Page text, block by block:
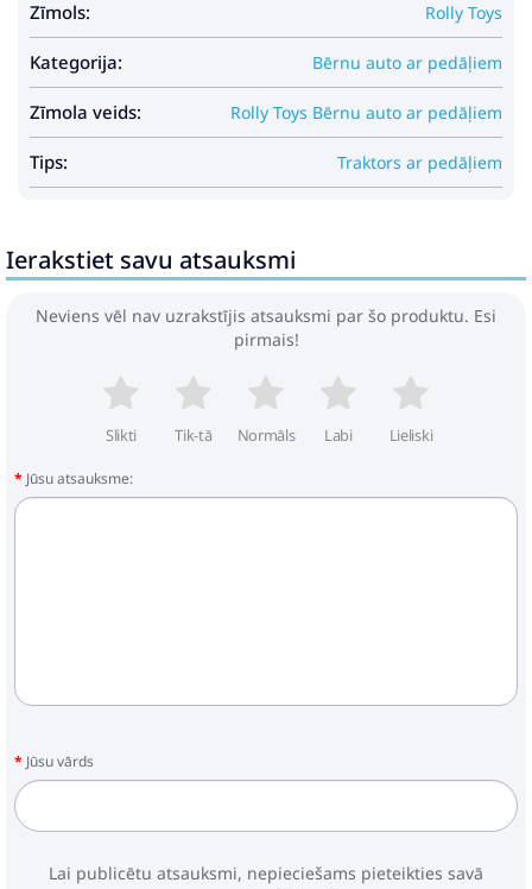
Zīmols: Rolly Toys
Kategorija: Bērnu auto ar pedāļiem
Zīmola veids: Rolly Toys Bērnu auto ar pedāļiem
Tips: Traktors ar pedāļiem
Ierakstiet savu atsauksmi
Neviens vēl nav uzrakstījis atsauksmi par šo produktu. Esi
pirmais!
Slikti Tik-tā Normāls Labi Lieliski
Jūsu atsauksme:
Jūsu vārds
Lai publicētu atsauksmi, nepieciešams pieteikties savā